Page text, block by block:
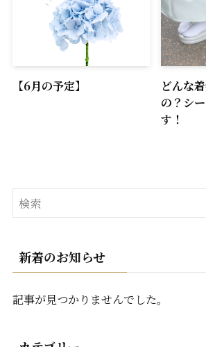
【6月の予定】
どんな
の？シ
す！
新着のお知らせ
記事が見つかりませんでした。